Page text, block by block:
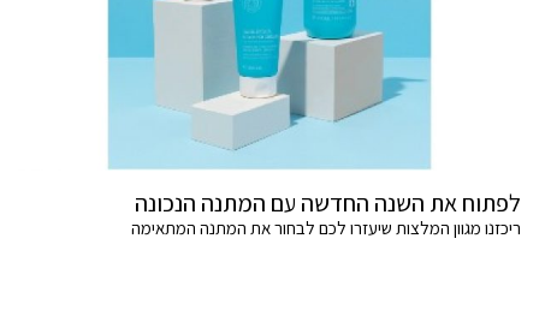
לפתוח את השנה החדשה עם המתנה הנכונה
ריכזנו מגוון המלצות שיעזרו לכם לבחור את המתנה המתאימה